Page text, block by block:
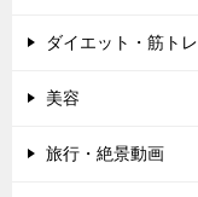
ダイエット・筋トレ
美容
旅行・絶景動画